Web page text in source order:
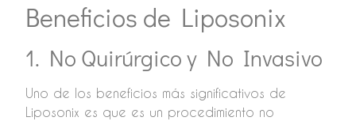
Beneficios de Liposonix
1. No Quirúrgico y No Invasivo
Uno de los beneficios más significativos de
Liposonix es que es un procedimiento no